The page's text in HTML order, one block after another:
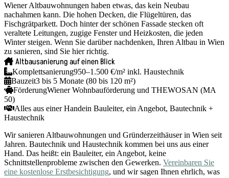
Wiener Altbauwohnungen haben etwas, das kein Neubau
nachahmen kann. Die hohen Decken, die Flügeltüren, das
Fischgrätparkett. Doch hinter der schönen Fassade stecken oft
veraltete Leitungen, zugige Fenster und Heizkosten, die jeden
Winter steigen. Wenn Sie darüber nachdenken, Ihren Altbau in Wien
zu sanieren, sind Sie hier richtig.
Altbausanierung auf einen Blick
Komplettsanierung950–1.500 €/m² inkl. Haustechnik
Bauzeit3 bis 5 Monate (80 bis 120 m²)
FörderungWiener Wohnbauförderung und THEWOSAN (MA
50)
Alles aus einer Handein Bauleiter, ein Angebot, Bautechnik +
Haustechnik
Wir sanieren Altbauwohnungen und Gründerzeithäuser in Wien seit
Jahren. Bautechnik und Haustechnik kommen bei uns aus einer
Hand. Das heißt: ein Bauleiter, ein Angebot, keine
Schnittstellenprobleme zwischen den Gewerken. Vereinbaren Sie
eine kostenlose Erstbesichtigung, und wir sagen Ihnen ehrlich, was